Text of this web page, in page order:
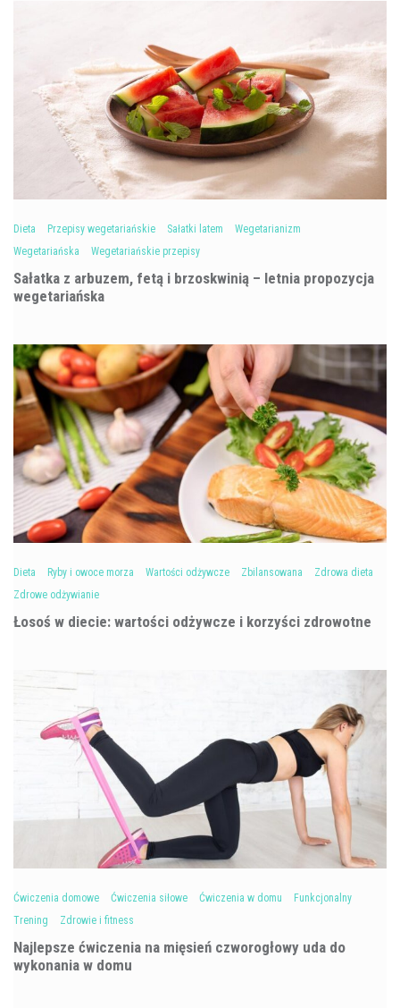
Dieta Przepisy wegetariańskie Sałatki latem
Wegetarianizm
Wegetariańska
Wegetariańskie przepisy
Sałatka z arbuzem, fetą i brzoskwinią – letnia propozycja
wegetariańska
Dieta Ryby i owoce morza Wartości odżywcze Zbilansowana
Zdrowa dieta
Zdrowe odżywianie
Łosoś w diecie: wartości odżywcze i korzyści zdrowotne
Ćwiczenia domowe Ćwiczenia siłowe Ćwiczenia w domu
Funkcjonalny
Trening
Zdrowie i fitness
Najlepsze ćwiczenia na mięsień czworogłowy uda do
wykonania w domu